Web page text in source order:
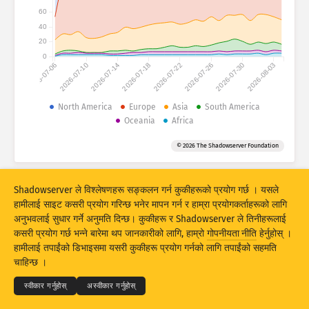
आक्रमणको तथ्याङ्कहरू : डिभाइसहरू
डाटा सेट
अपडेट रिसेट
PNG को रूपमा डाउनलोड गर्नुहोस्
2026-07-062026-07-102026-07-142026-07-182026-07-222026-07-262026-07-302026-08-03
0
20
40
60
North America Europe Asia
South America
Oceania
Africa
© 2026 The Shadowserver Foundation
© 2026THE SHADOWSERVER FOUNDATION
गोपनीयता र शर्तहरू
हामीलाई सम्पर्क गर्नुहोस् क्रेडिटहरू
Shadowserver ले विश्लेषणहरू सङ्कलन गर्न कुकीहरूको प्रयोग गर्छ । यसले
हामीलाई साइट कसरी प्रयोग गरिन्छ भनेर मापन गर्न र हाम्रा प्रयोगकर्ताहरूको लागि
अनुभवलाई सुधार गर्ने अनुमति दिन्छ। कुकीहरू र Shadowserver ले तिनीहरूलाई
कसरी प्रयोग गर्छ भन्ने बारेमा थप जानकारीको लागि, हाम्रोगोपनीयता नीति हेर्नुहोस् ।
हामीलाई तपाईंको डिभाइसमा यसरी कुकीहरू प्रयोग गर्नको लागि तपाईंको सहमति
चाहिन्छ ।
स्वीकार गर्नुहोस् अस्वीकार गर्नुहोस्